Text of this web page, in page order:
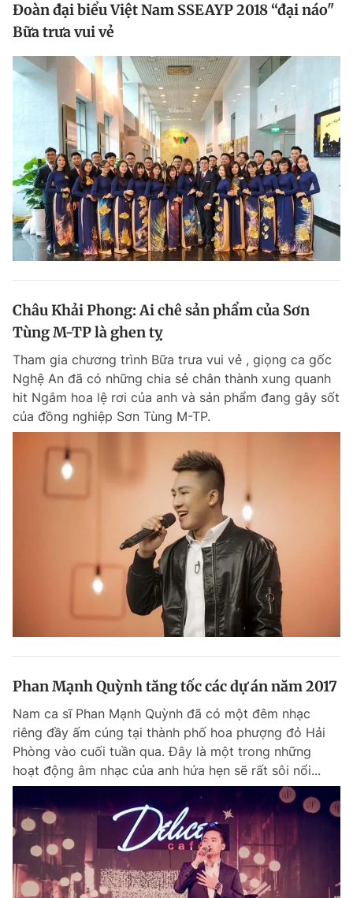
Đoàn đại biểu Việt Nam SSEAYP 2018 “đại náo"
Bữa trưa vui vẻ
Châu Khải Phong: Ai chê sản phẩm của Sơn
Tùng M-TP là ghen tỵ
Tham gia chương trình Bữa trưa vui vẻ , giọng ca gốc
Nghệ An đã có những chia sẻ chân thành xung quanh
hit Ngắm hoa lệ rơi của anh và sản phẩm đang gây sốt
của đồng nghiệp Sơn Tùng M-TP.
Phan Mạnh Quỳnh tăng tốc các dự án năm 2017
Nam ca sĩ Phan Mạnh Quỳnh đã có một đêm nhạc
riêng đầy ấm cúng tại thành phố hoa phượng đỏ Hải
Phòng vào cuối tuần qua. Đây là một trong những
hoạt động âm nhạc của anh hứa hẹn sẽ rất sôi nổi...